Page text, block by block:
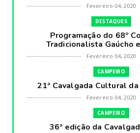
Fevereiro 04, 2020
DESTAQUES
Programação do 68º
Tradicionalista Gaúcho
Fevereiro 04, 2020
CAMPEIRO
21ª Cavalgada Cultural
Fevereiro 04, 2020
CAMPEIRO
36ª edição da